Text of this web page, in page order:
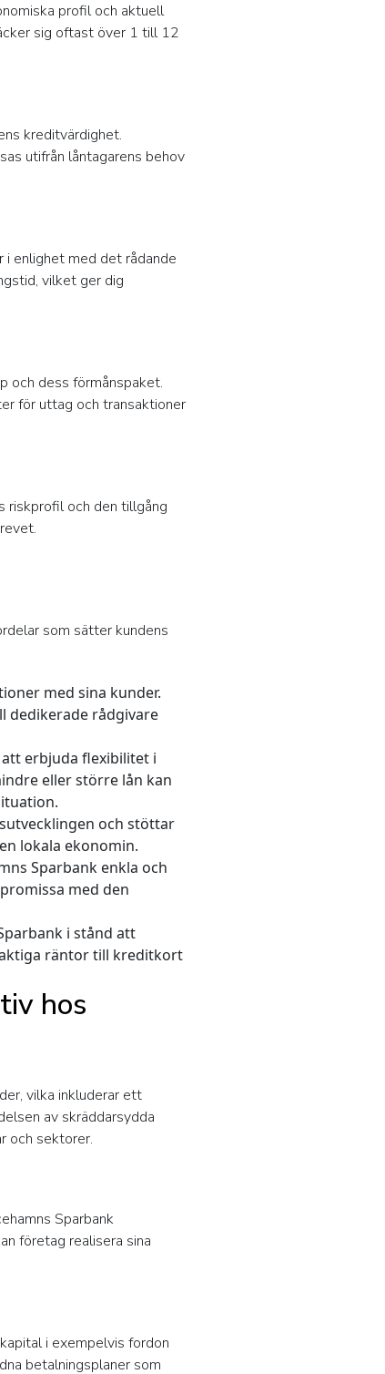
profil och aktuell
sig oftast över 1 till 12
kreditvärdighet.
utifrån låntagarens behov
i enlighet med det rådande
vilket ger dig
och dess förmånspaket.
för uttag och transaktioner
riskprofil och den tillgång
som sätter kundens
med sina kunder.
dedikerade rådgivare
erbjuda flexibilitet i
eller större lån kan
och stöttar
lokala ekonomin.
Sparbank enkla och
med den
i stånd att
räntor till kreditkort
hos
vilka inkluderar ett
av skräddarsydda
och sektorer.
Sparbank
företag realisera sina
i exempelvis fordon
betalningsplaner som